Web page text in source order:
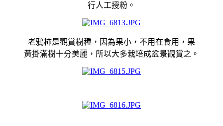
行人工授粉。
老鴉柿是觀賞樹種，因為果小，不用在食用，果
黃掛滿樹十分美麗，所以大多栽培成盆景觀賞之。